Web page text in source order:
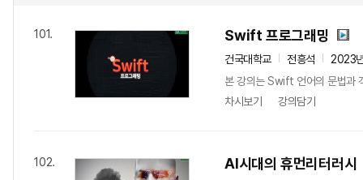
101. Swift 프로그래밍
건국대학교 전흥석
2023
본 강의는 Swift 언어의 문법과
차시보기
강의담기
102. AI시대의 휴먼리터러시